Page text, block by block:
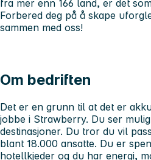
fra mer enn 166 land, er det
Forbered deg på å skape
sammen med oss!
Om bedriften
Det er en grunn til at det er
jobbe i Strawberry. Du ser
destinasjoner. Du tror du vil
blant 18.000 ansatte. Du er
hotellkjeder og du har energi,